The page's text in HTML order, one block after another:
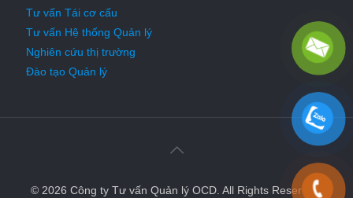
Tư vấn Tái cơ cấu
Tư vấn Hệ thống Quản lý
Nghiên cứu thị trường
Đào tạo Quản lý
© 2026 Công ty Tư vấn Quản lý OCD. All Rights Reserved.